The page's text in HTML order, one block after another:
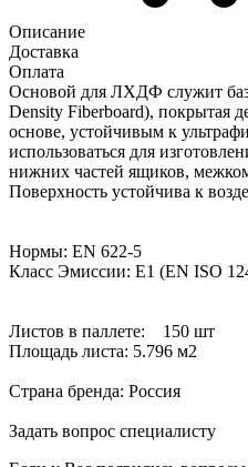
Описание
Доставка
Оплата
Основой для ЛХДФ служит
Density Fiberboard), покрытая
основе, устойчивым к
использоваться для
нижних частей ящиков,
Поверхность устойчива к
Нормы: EN 622-5
Класс Эмиссии: E1 (EN ISO
Листов в паллете: 150 шт
Площадь листа: 5.796 м2
Страна бренда: Россия
Задать вопрос специалисту